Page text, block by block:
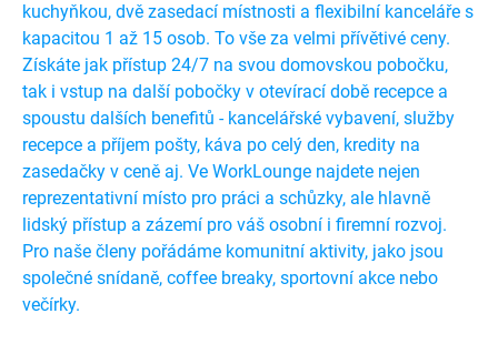
kuchyňkou, dvě zasedací místnosti a flexibilní kanceláře s
kapacitou 1 až 15 osob. To vše za velmi přívětivé ceny.
Získáte jak přístup 24/7 na svou domovskou pobočku,
tak i vstup na další pobočky v otevírací době recepce a
spoustu dalších benefitů - kancelářské vybavení, služby
recepce a příjem pošty, káva po celý den, kredity na
zasedačky v ceně aj. Ve WorkLounge najdete nejen
reprezentativní místo pro práci a schůzky, ale hlavně
lidský přístup a zázemí pro váš osobní i firemní rozvoj.
Pro naše členy pořádáme komunitní aktivity, jako jsou
společné snídaně, coffee breaky, sportovní akce nebo
večírky.